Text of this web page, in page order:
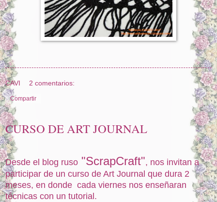
CAVI 2 comentarios:
Compartir
CURSO DE ART JOURNAL
Desde el blog ruso "ScrapCraft", nos invitan a
participar de un curso de Art Journal que dura 2
meses, en donde cada viernes nos enseñaran
técnicas con un tutorial.